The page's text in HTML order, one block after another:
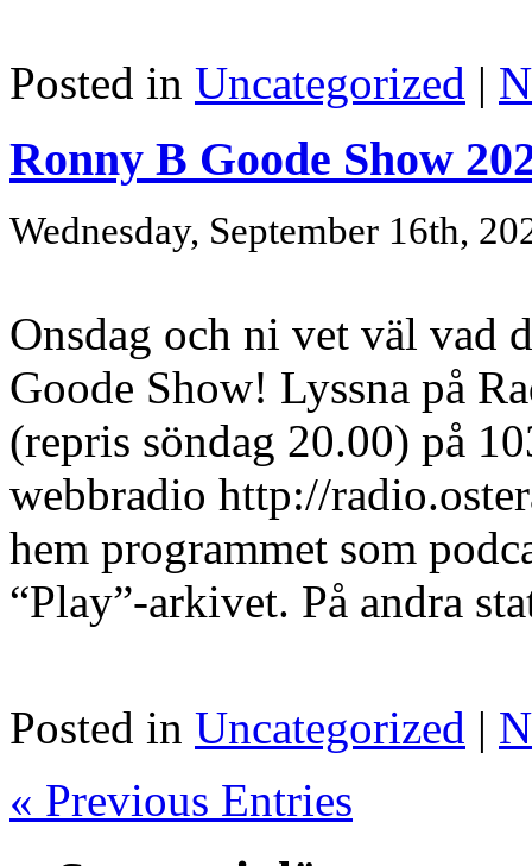
Posted in Uncategorized |
Ronny B Goode Show
Wednesday, September 16th,
Onsdag och ni vet väl vad
Goode Show! Lyssna på
(repris söndag 20.00) på
webbradio http://
hem programmet som
“Play”-arkivet. På andra
Posted in Uncategorized |
« Previous Entries